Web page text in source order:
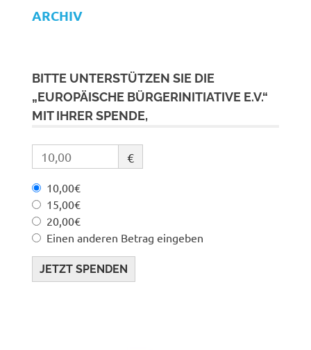
ARCHIV
BITTE UNTERSTÜTZEN SIE DIE
„EUROPÄISCHE BÜRGERINITIATIVE E.V.“
MIT IHRER SPENDE,
€
10,00€
15,00€
20,00€
Einen anderen Betrag eingeben
JETZT SPENDEN